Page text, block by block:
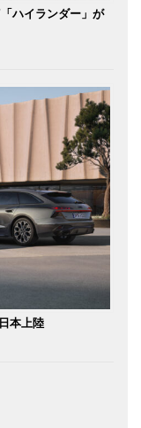
ハイランダー」が
本上陸